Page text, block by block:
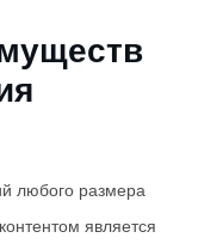
любого размера
является